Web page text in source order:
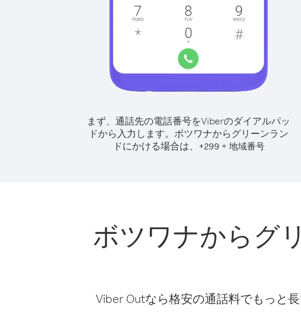
まず、通話先の電話番号をViberのダイアルパッ
ドから入力します。 ボツワナからグリーンラン
ドにかける場合は、
+299 + 地域番号
ボツワナからグ
Viber Outなら格安の通話料でもっと